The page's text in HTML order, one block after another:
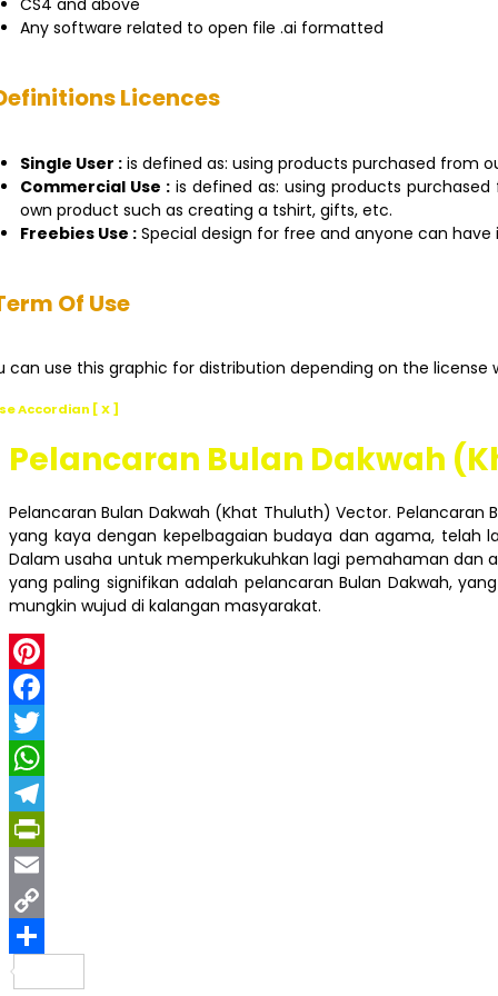
Any software related to open file .ai formatted
Licences
Single User : is defined as: using products purchased from
Commercial Use : is defined as: using products
own product such as creating a tshirt, gifts, etc.
Freebies Use : Special design for free and anyone can
Of Use
can use this graphic for distribution depending on the
Accordian [ X ]
Pelancaran Bulan Dakwah
Pelancaran Bulan Dakwah (Khat Thuluth) Vector. Pelancaran
yang kaya dengan kepelbagaian budaya dan agama, telah
Dalam usaha untuk memperkukuhkan lagi pemahaman dan
yang paling signifikan adalah pelancaran Bulan Dakwah,
mungkin wujud di kalangan masyarakat.
Pinterest
Facebook
Twitter
WhatsApp
Telegram
PrintFriendly
Email
Copy
Link